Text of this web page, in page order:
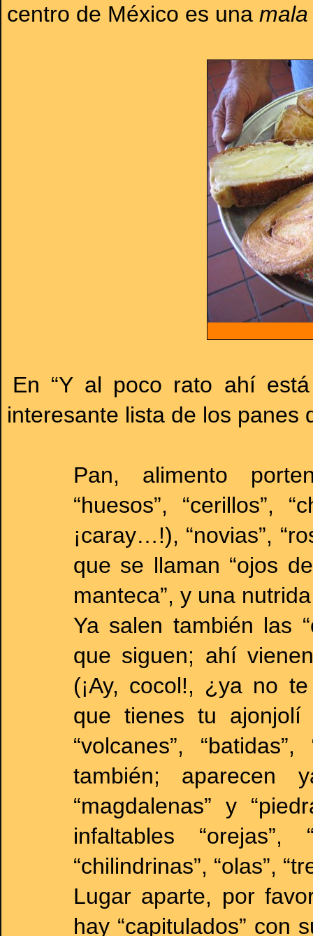
centro de México es una mala
En “Y al poco rato ahí
interesante lista de los panes
Pan, alimento
“huesos”, “cerillos”,
¡caray…!), “novias”,
que se llaman “ojos
manteca”, y una
Ya salen también las
que siguen; ahí
(¡Ay, cocol!, ¿ya no
que tienes tu
“volcanes”,
también; aparecen
“magdalenas” y
infaltables “orejas”,
“chilindrinas”, “olas”,
Lugar aparte, por
hay “capitulados” con